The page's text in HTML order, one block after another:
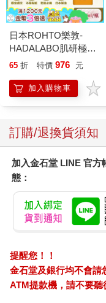
日本ROHTO樂敦-
HADALABO肌研極潤
金緻7重玻尿酸高效保
140ml/金瓶(Premium
臉部肌膚護理乳霜,素
65 折 特價 976 元
加入購物車
訂購/退換貨須知
加入金石堂 LINE 官方
態：
提醒您！！
金石堂及銀行均不會請
ATM提款機，請不要聽